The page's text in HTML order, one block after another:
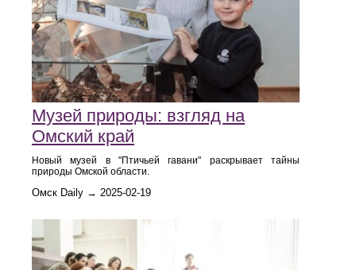
Музей природы: взгляд на
Омский край
Новый музей в "Птичьей гавани" раскрывает тайны
природы Омской области.
Омск Daily → 2025-02-19